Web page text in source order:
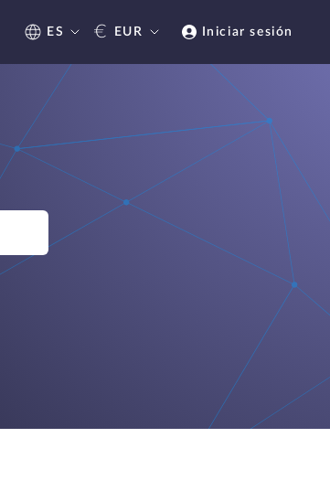
ES € EUR Iniciar sesión